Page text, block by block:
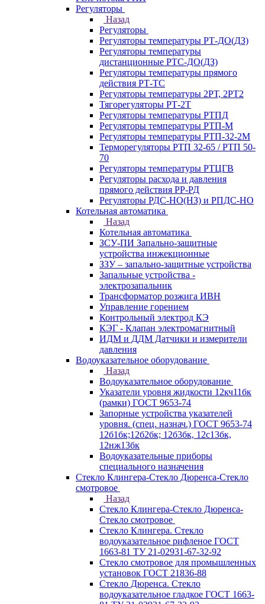
Регуляторы
Назад
Регуляторы
Регуляторы температуры РТ-ДО(ДЗ)
Регуляторы температуры
дистанционные РТС-ДО(ДЗ)
Регуляторы температуры прямого
действия РТ-ТС
Регуляторы температуры 2РТ, 2РT2
Тягорегуляторы РТ-2Т
Регуляторы температуры РТПД
Регуляторы температуры РТП-M
Регуляторы температуры РТП-32-2М
Терморегуляторы РТП 32-65 / РТП 50-
70
Регуляторы температуры РТЦГВ
Регуляторы расхода и давления
прямого действия РР-РД
Регуляторы РДС-НО(НЗ) и РПДС-НО
Котельная автоматика
Назад
Котельная автоматика
ЗСУ-ПИ Запально-защитные
устройства инжекционные
ЗЗУ – запально-защитные устройства
Запальные устройства -
электрозапальник
Трансформатор розжига ИВН
Управление горением
Контрольный электрод КЭ
КЭГ - Клапан электромагнитный
ИДМ и ДДМ Датчики и измерители
давления
Водоуказательное оборудование
Назад
Водоуказательное оборудование
Указатели уровня жидкости 12кч11бк
(рамки) ГОСТ 9653-74
Запорные устройства указателей
уровня. (спец. назнач.) ГОСТ 9653-74
12б1бк;12б2бк; 12б3бк, 12с13бк,
12нж13бк
Водоуказательные приборы
специального назначения
Стекло Клингера-Стекло Дюренса-Стекло
смотровое
Назад
Стекло Клингера-Стекло Дюренса-
Стекло смотровое
Стекло Клингера. Стекло
водоуказательное рифленое ГОСТ
1663-81 ТУ 21-02931-67-32-92
Стекло смотровое для промышленных
установок ГОСТ 21836-88
Стекло Дюренса. Стекло
водоуказательное гладкое ГОСТ 1663-